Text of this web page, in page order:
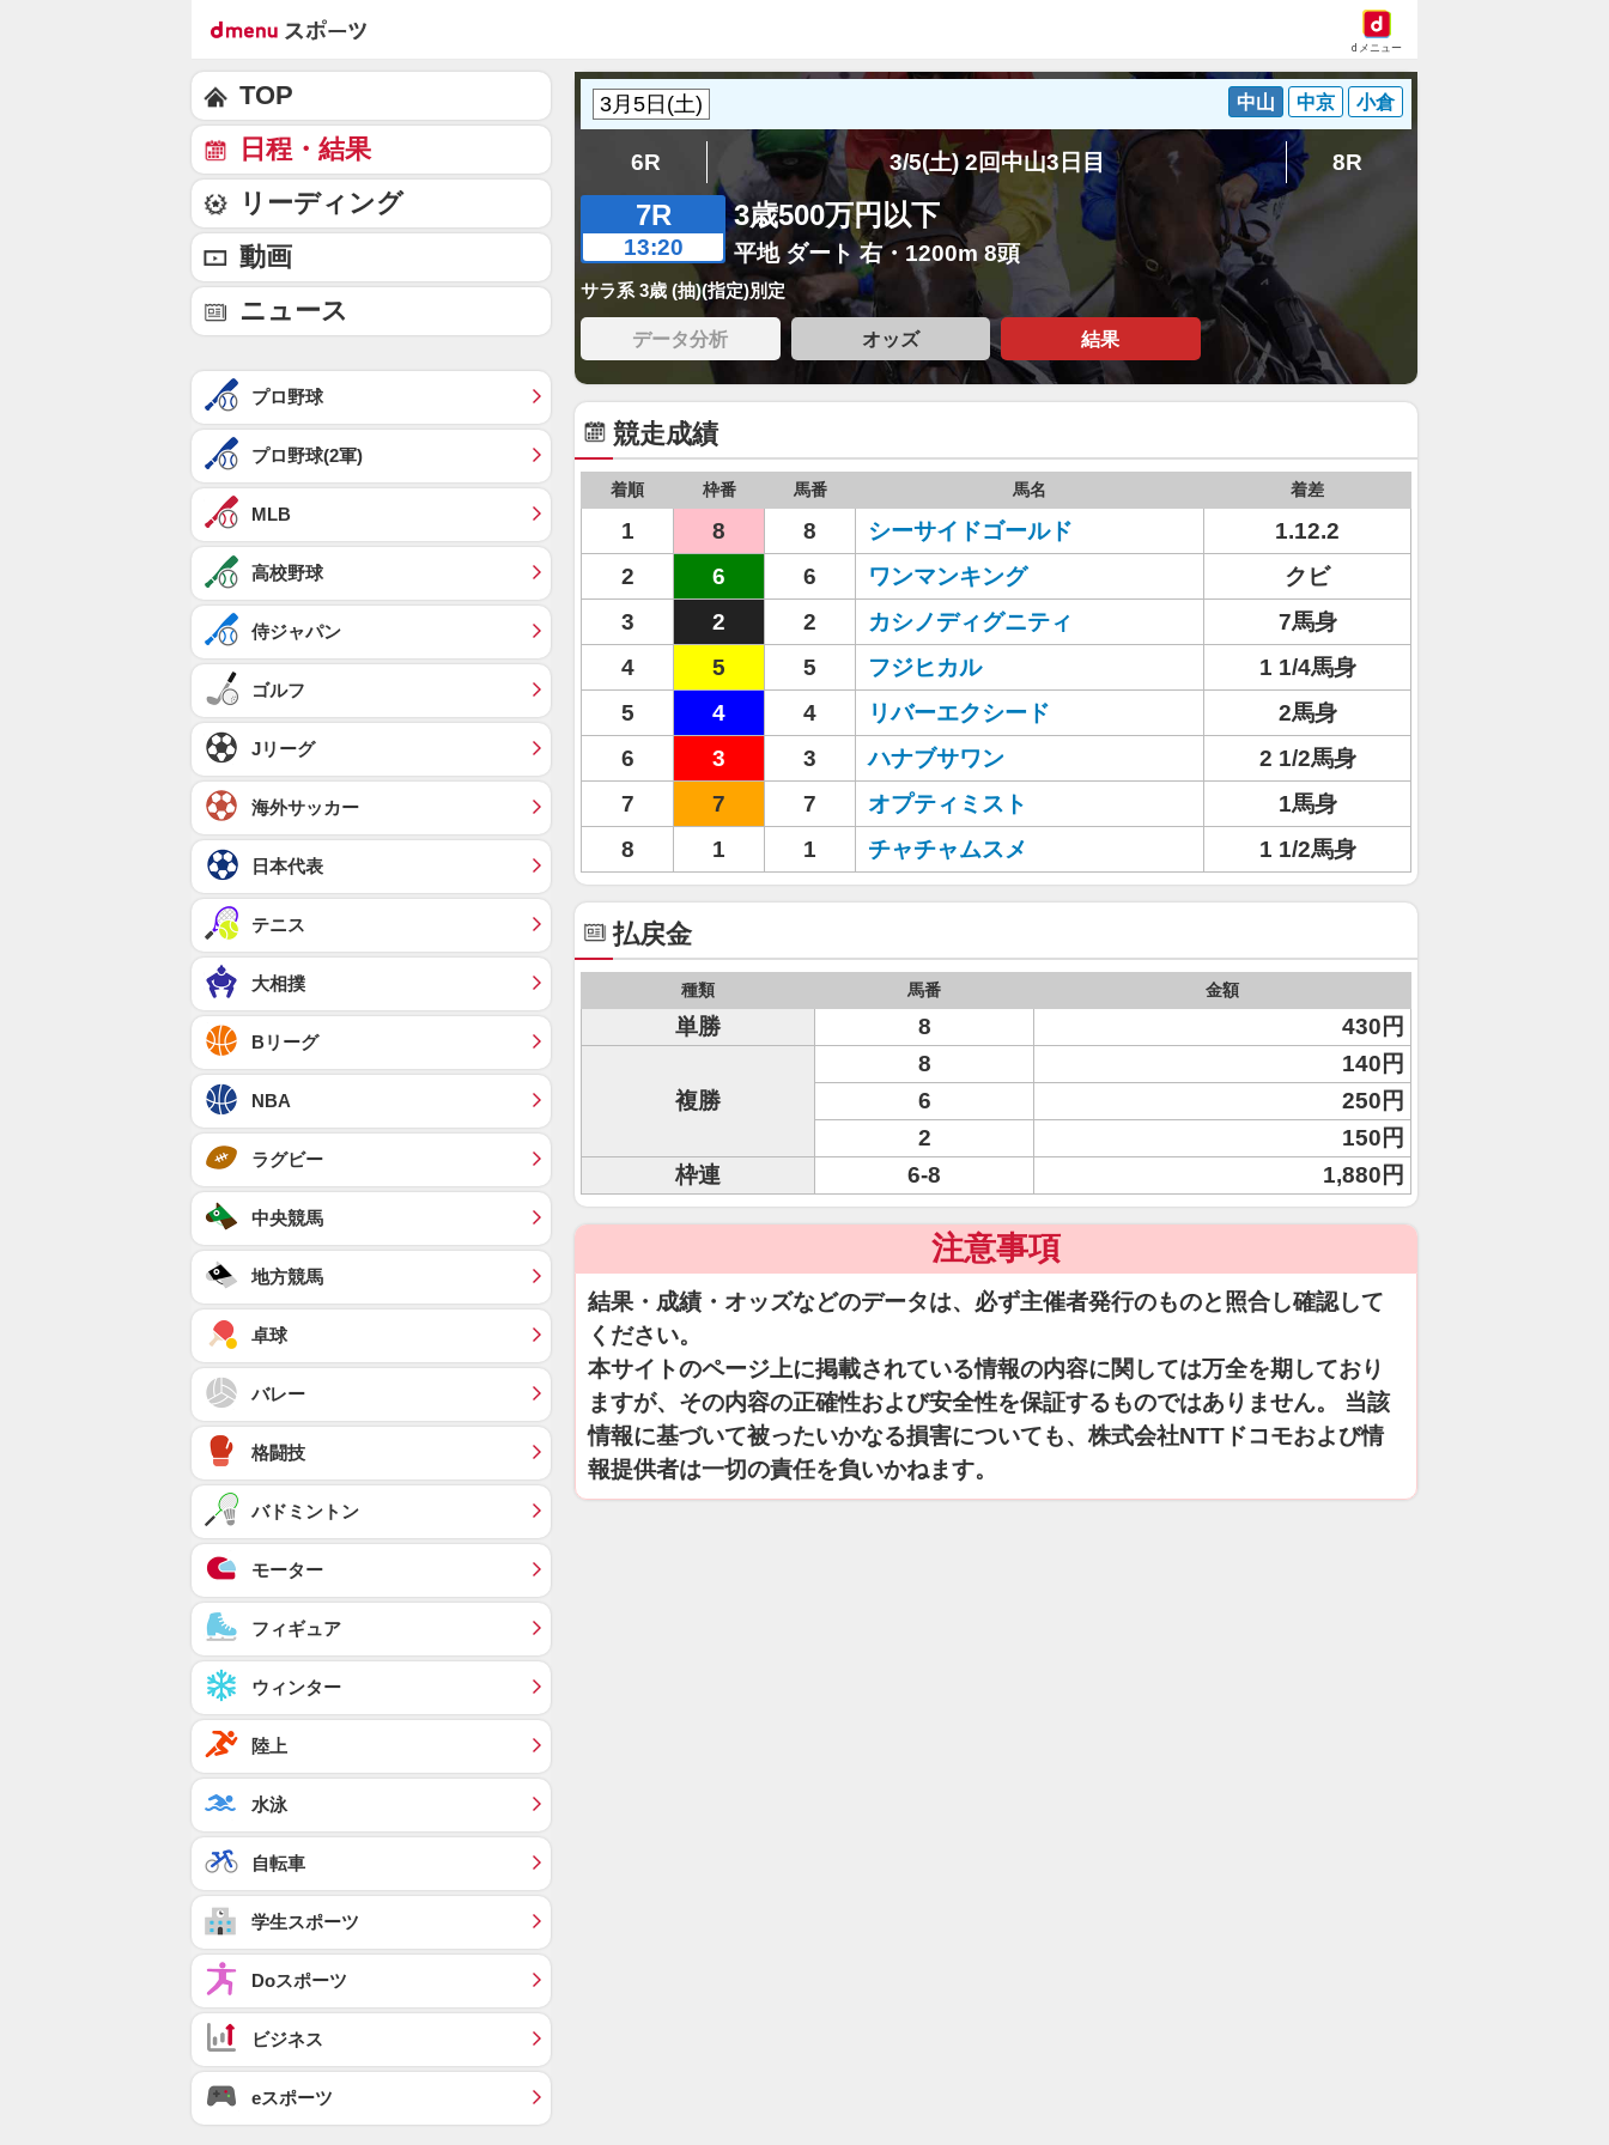
dメニュー
中山 中京 小倉
6R 3/5(土) 2回中山3日目 8R
7R
13:20
3歳500万円以下
平地 ダート 右・1200m 8頭
サラ系 3歳 (抽)(指定)別定
データ分析 オッズ 結果
競走成績
着順 枠番 馬番 馬名 着差
1 8 8 シーサイドゴールド
1.12.2
2
6 6 ワンマンキング
クビ
3
2 2 カシノディグニティ
7馬身
4
5 5 フジヒカル
1 1/4馬身
5
4 4 リバーエクシード
2馬身
6
3 3 ハナブサワン
2 1/2馬身
7
7 7 オプティミスト
1馬身
8
1 1 チャチャムスメ 1 1/2馬身
払戻金
種類 馬番 金額
単勝 8 430円
複勝
8
140円
6
250円
2
150円
枠連
6-8 1,880円
注意事項
結果・成績・オッズなどのデータは、必ず主催者発行のものと照合し確認して
ください。
本サイトのページ上に掲載されている情報の内容に関しては万全を期しており
ますが、その内容の正確性および安全性を保証するものではありません。 当該
情報に基づいて被ったいかなる損害についても、株式会社NTTドコモおよび情
報提供者は一切の責任を負いかねます。
TOP
日程・結果
リーディング
動画
ニュース
プロ野球
プロ野球(2軍)
MLB
高校野球
侍ジャパン
ゴルフ
Jリーグ
海外サッカー
日本代表
テニス
大相撲
Bリーグ
NBA
ラグビー
中央競馬
地方競馬
卓球
バレー
格闘技
バドミントン
モーター
フィギュア
ウィンター
陸上
水泳
自転車
学生スポーツ
Doスポーツ
ビジネス
eスポーツ